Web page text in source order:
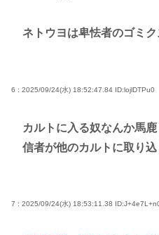
ネトウヨは卑怯者のゴミ
6 : 2025/09/24(水) 18:52:47.84 ID:lojlDTPu0
カルトに入る奴なんか馬
信者が他のカルトに取り
7 : 2025/09/24(水) 18:53:11.38